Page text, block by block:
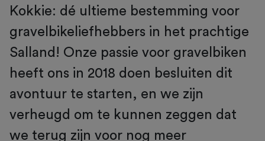
Kokkie: dé ultieme bestemming voor
gravelbikeliefhebbers in het prachtige
Salland! Onze passie voor gravelbiken
heeft ons in 2018 doen besluiten dit
avontuur te starten, en we zijn
verheugd om te kunnen zeggen dat
we terug zijn voor nog meer